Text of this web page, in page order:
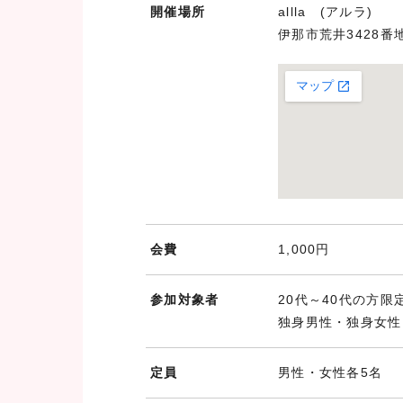
開催場所
allla (アルラ)
伊那市荒井3428番
会費 1,000円
参加対象者
20代～40代の方限
独身男性・独身女性
定員 男性・女性各5名